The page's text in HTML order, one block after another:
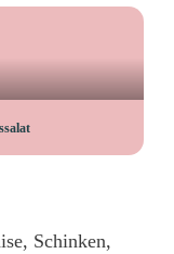
, Schinken,